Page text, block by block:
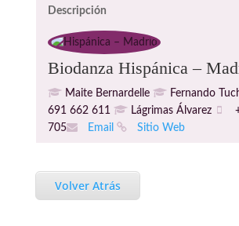
Descripción
Biodanza Hispánica –
Maite Bernardelle Fernando
691 662 611
Lágrimas Álvarez
705
Email Sitio Web
Volver Atrás